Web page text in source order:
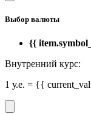
Выбор валюты
{{
Внутренний курс:
1 у.е. = {{